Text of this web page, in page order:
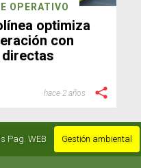
OPERATIVO
optimiza
con
hace 2 años
Pag. WEB Gestión ambiental